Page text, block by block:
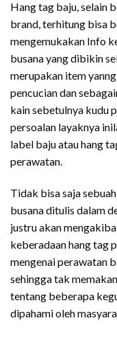
Hang tag baju, selain
brand, terhitung bisa
mengemukakan Info
busana yang dibikin
merupakan item
pencucian dan
kain sebetulnya kudu
persoalan layaknya
label baju atau hang
perawatan.
Tidak bisa saja
busana ditulis dalam
justru akan
keberadaan hang tag
mengenai perawatan
sehingga tak
tentang beberapa
dipahami oleh